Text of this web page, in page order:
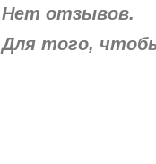
Нет отзывов.
Для того,